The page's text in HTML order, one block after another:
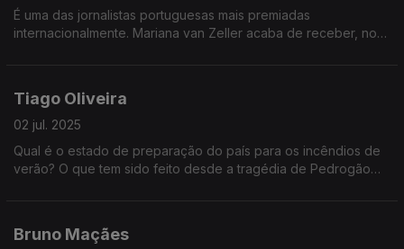
É uma das jornalistas portuguesas mais premiadas
internacionalmente. Mariana van Zeller acaba de receber, nos
Tiago Oliveira
02 jul. 2025
Qual é o estado de preparação do país para os incêndios de
verão? O que tem sido feito desde a tragédia de Pedrogão
Bruno Maçães